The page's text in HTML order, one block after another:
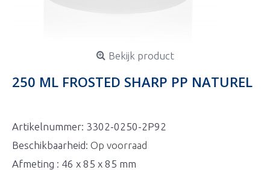
Bekijk product
250 ML FROSTED SHARP PP NATUREL
Artikelnummer: 3302-0250-2P92
Beschikbaarheid: Op voorraad
Afmeting : 46 x 85 x 85 mm